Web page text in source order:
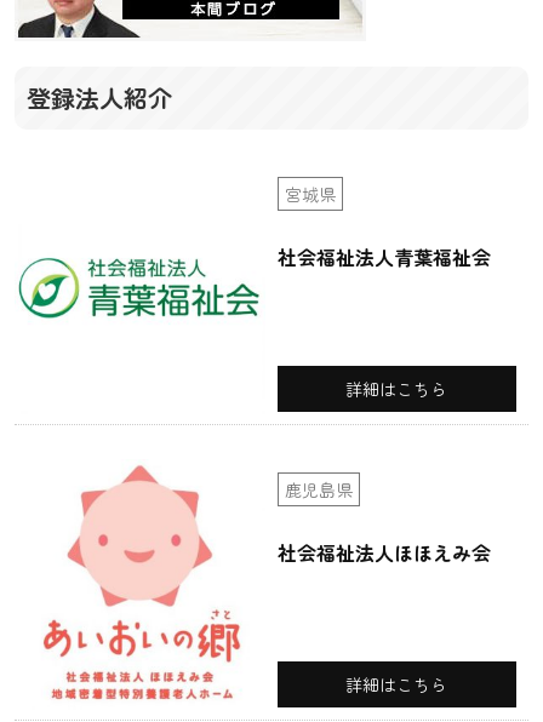
登録法人紹介
宮城県
社会福祉法人青葉福祉会
詳細はこちら
鹿児島県
社会福祉法人ほほえみ会
詳細はこちら